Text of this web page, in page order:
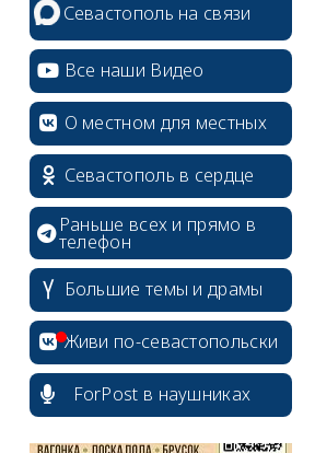
Севастополь на связи
Все наши Видео
О местном для местных
Севастополь в сердце
Раньше всех и прямо в
телефон
Большие темы и драмы
Живи по-севастопольски
ForPost в наушниках
erid: 2SDnjcrDNw6